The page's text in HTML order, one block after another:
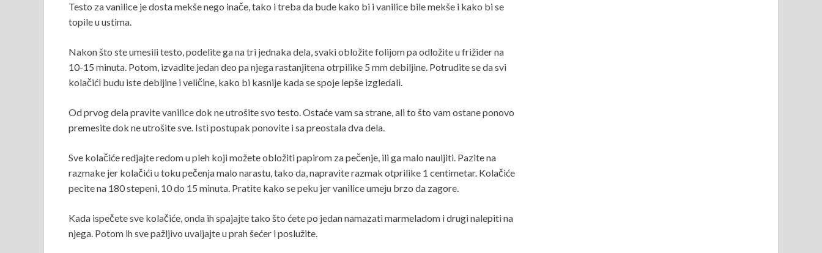
Testo za vanilice je dosta mekše nego inače, tako i treba da bude kako bi i vanilice bile mekše i kako bi se
topile u ustima.
Nakon što ste umesili testo, podelite ga na tri jednaka dela, svaki obložite folijom pa odložite u frižider na
10-15 minuta. Potom, izvadite jedan deo pa njega rastanjitena otrpilike 5 mm debiljine. Potrudite se da svi
kolačići budu iste debljine i veličine, kako bi kasnije kada se spoje lepše izgledali.
Od prvog dela pravite vanilice dok ne utrošite svo testo. Ostaće vam sa strane, ali to što vam ostane ponovo
premesite dok ne utrošite sve. Isti postupak ponovite i sa preostala dva dela.
Sve kolačiće redjajte redom u pleh koji možete obložiti papirom za pečenje, ili ga malo nauljiti. Pazite na
razmake jer kolačići u toku pečenja malo narastu, tako da, napravite razmak otprilike 1 centimetar. Kolačiće
pecite na 180 stepeni, 10 do 15 minuta. Pratite kako se peku jer vanilice umeju brzo da zagore.
Kada ispečete sve kolačiće, onda ih spajajte tako što ćete po jedan namazati marmeladom i drugi nalepiti na
njega. Potom ih sve pažljivo uvaljajte u prah šećer i poslužite.